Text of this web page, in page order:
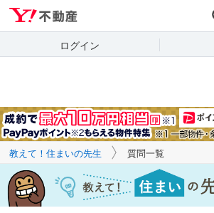
ログイン
教えて！住まいの先生 質問一覧